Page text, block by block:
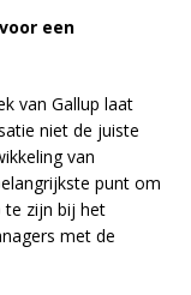
een
van Gallup laat
niet de juiste
van
punt om
te zijn bij het
met de